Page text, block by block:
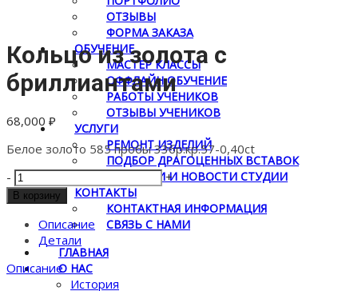
ОТЗЫВЫ
ФОРМА ЗАКАЗА
ОБУЧЕНИЕ
МАСТЕР КЛАССЫ
ОФФЛАЙН ОБУЧЕНИЕ
РАБОТЫ УЧЕНИКОВ
ОТЗЫВЫ УЧЕНИКОВ
УСЛУГИ
РЕМОНТ ИЗДЕЛИЙ
ПОДБОР ДРАГОЦЕННЫХ ВСТАВОК
СТАТЬИ И НОВОСТИ СТУДИИ
КОНТАКТЫ
КОНТАКТНАЯ ИНФОРМАЦИЯ
СВЯЗЬ С НАМИ
ГЛАВНАЯ
О НАС
История
Кольцо из золота с
бриллиантами
68,000 ₽
Белое золото 585 пробы 33бр.кр.57-0,40ct
- Количество
товара
Кольцо
из
золота
бриллиантами
+
В корзину
Описание
Детали
Описание